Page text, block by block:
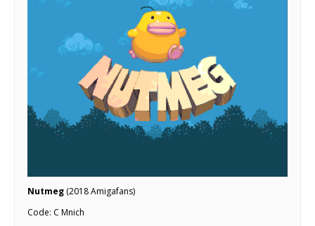
Nutmeg (2018 Amigafans)
Code: C Mnich